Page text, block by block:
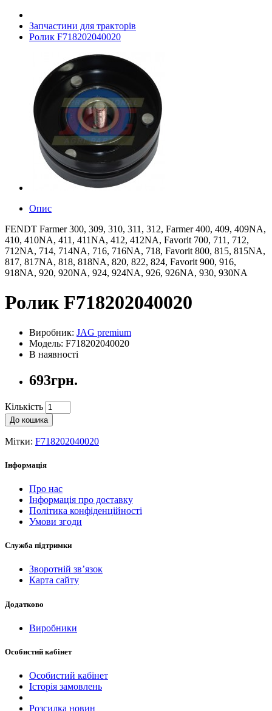
Запчастини для тракторів
Ролик F718202040020
Опис
FENDT Farmer 300, 309, 310, 311, 312, Farmer 400, 409, 409NA,
410, 410NA, 411, 411NA, 412, 412NA, Favorit 700, 711, 712,
712NA, 714, 714NA, 716, 716NA, 718, Favorit 800, 815, 815NA,
817, 817NA, 818, 818NA, 820, 822, 824, Favorit 900, 916,
918NA, 920, 920NA, 924, 924NA, 926, 926NA, 930, 930NA
Ролик F718202040020
Виробник: JAG premium
Модель: F718202040020
В наявності
693грн.
Кількість
До кошика
Мітки: F718202040020
Інформація
Про нас
Інформація про доставку
Політика конфіденційності
Умови згоди
Служба підтримки
Зворотній зв’язок
Карта сайту
Додатково
Виробники
Особистий кабінет
Особистий кабінет
Історія замовлень
Розсилка новин